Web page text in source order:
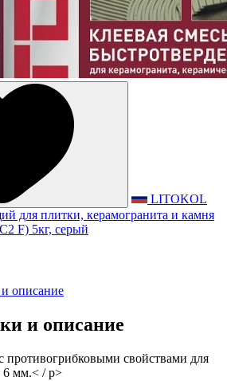
LITOKOL
для плитки, керамогранита и камня
F) 5кг, серый
описание
и описание
противогрибковыми свойствами для
мм.< / p>